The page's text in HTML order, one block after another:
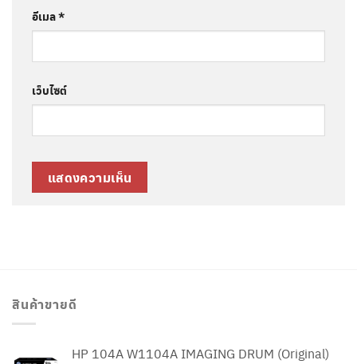
อีเมล*
เว็บไซต์
สินค้าขายดี
HP 104A W1104A IMAGING DRUM (Original)